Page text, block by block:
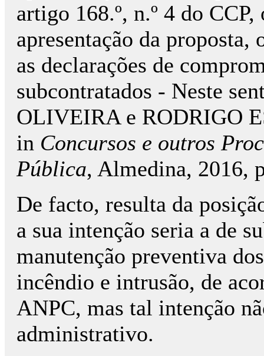
artigo 168.º, n.º 4 do
apresentação da proposta,
as declarações de
subcontratados - Neste
OLIVEIRA e RODRIGO
in Concursos e outros Proc
Pública, Almedina, 2016,
De facto, resulta da
a sua intenção seria a de
manutenção preventiva
incêndio e intrusão, de
ANPC, mas tal intenção
administrativo.